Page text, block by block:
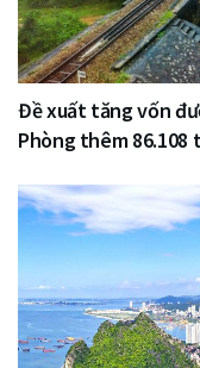
Đề xuất tăng vốn
Phòng thêm 86.108